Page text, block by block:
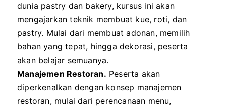
dunia pastry dan bakery, kursus ini akan
mengajarkan teknik membuat kue, roti, dan
pastry. Mulai dari membuat adonan, memilih
bahan yang tepat, hingga dekorasi, peserta
akan belajar semuanya.
Manajemen Restoran. Peserta akan
diperkenalkan dengan konsep manajemen
restoran, mulai dari perencanaan menu,